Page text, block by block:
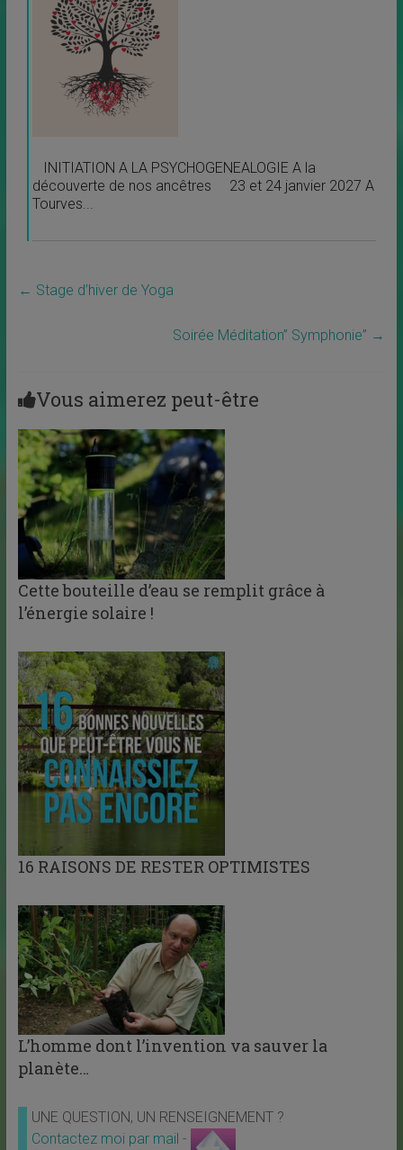
INITIATION A LA PSYCHOGENEALOGIE A la
découverte de nos ancêtres 23 et 24 janvier 2027 A
Tourves...
← Stage d’hiver de Yoga
Soirée Méditation” Symphonie” →
Vous aimerez peut-être
Cette bouteille d’eau se remplit grâce à
l’énergie solaire !
16 RAISONS DE RESTER OPTIMISTES
L’homme dont l’invention va sauver la
planète…
UNE QUESTION, UN RENSEIGNEMENT ?
Contactez moi par mail -